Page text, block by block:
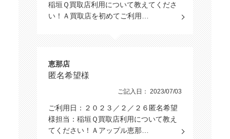
稲垣Ｑ買取店利用について教えてくださ
い！Ａ買取店を初めてご利用…
恵那店
匿名希望様
ご記入日： 2023/07/03
ご利用日：２０２３／２／２６匿名希望
様担当：稲垣Ｑ買取店利用について教え
てください！Ａアップル恵那…